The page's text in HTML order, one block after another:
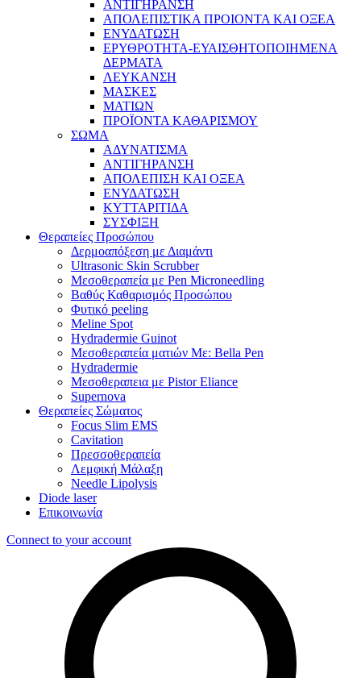
ΑΝΤΙΓΗΡΑΝΣΗ
ΑΠΟΛΕΠΙΣΤΙΚΑ ΠΡΟΙΟΝΤΑ ΚΑΙ ΟΞΕΑ
ΕΝΥΔΑΤΩΣΗ
ΕΡΥΘΡΟΤΗΤΑ-ΕΥΑΙΣΘΗΤΟΠΟΙΗΜΕΝΑ
ΔΕΡΜΑΤΑ
ΛΕΥΚΑΝΣΗ
ΜΑΣΚΕΣ
ΜΑΤΙΩΝ
ΠΡΟΪΟΝΤΑ ΚΑΘΑΡΙΣΜΟΥ
ΣΩΜΑ
ΑΔΥΝΑΤΙΣΜΑ
ΑΝΤΙΓΗΡΑΝΣΗ
ΑΠΟΛΕΠΙΣΗ ΚΑΙ ΟΞΕΑ
ΕΝΥΔΑΤΩΣΗ
ΚΥΤΤΑΡΙΤΙΔΑ
ΣΥΣΦΙΞΗ
Θεραπείες Προσώπου
Δερμοαπόξεση με Διαμάντι
Ultrasonic Skin Scrubber
Μεσοθεραπεία με Pen Microneedling
Βαθύς Καθαρισμός Προσώπου
Φυτικό peeling
Meline Spot
Hydradermie Guinot
Μεσοθεραπεία ματιών Με: Bella Pen
Hydradermie
Μεσοθεραπεια με Pistor Eliance
Supernova
Θεραπείες Σώματος
Focus Slim EMS
Cavitation
Πρεσσοθεραπεία
Λεμφική Μάλαξη
Needle Lipolysis
Diode laser
Επικοινωνία
Connect to your account